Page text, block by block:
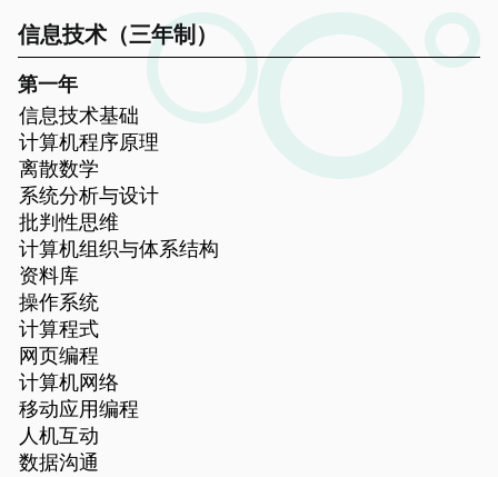
信息技术（三年制）
第一年
信息技术基础
计算机程序原理
离散数学
系统分析与设计
批判性思维
计算机组织与体系结构
资料库
操作系统
计算程式
网页编程
计算机网络
移动应用编程
人机互动
数据沟通